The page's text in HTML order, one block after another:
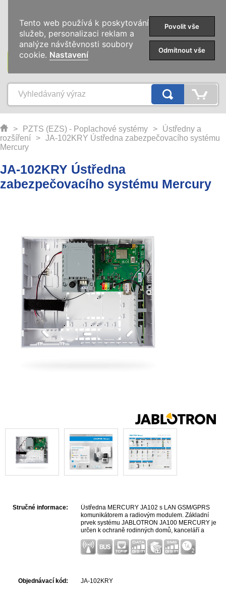
KATEGORIE
> PZTS (EZS) - Poplachové systémy >
Ústředny a
rozšíření
> JA-102KRY Ústředna zabezpečovacího systému
Mercury
JA-102KRY Ústředna
zabezpečovacího systému Mercury
Stručné informace:
Ústředna MERCURY JA102 s LAN GSM/GPRS
komunikátorem a radiovým modulem. Základní
prvek systému JABLOTRON JA100 MERCURY je
určen k ochraně rodinných domů, kanceláří a
menších firem. Požadované nastavení a velikost
systému se programuje prostřednictvím softwaru F-
link (od verze 2.0.0).
Objednávací kód:
JA-102KRY
Tento web používá k poskytování
služeb, personalizaci reklam a
analýze návštěvnosti soubory
cookie. Nastavení
Povolit vše
Odmítnout vše